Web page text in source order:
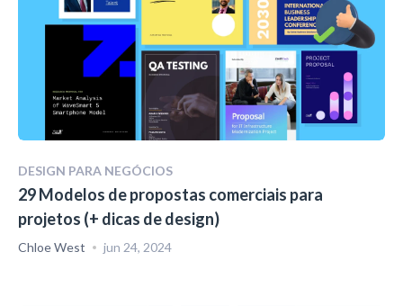
DESIGN PARA NEGÓCIOS
29 Modelos de propostas comerciais para
projetos (+ dicas de design)
Chloe West jun 24, 2024